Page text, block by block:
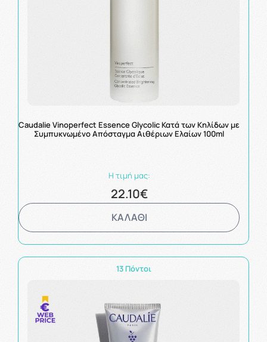
Caudalie Vinoperfect Essence Glycolic Κατά των Κηλίδων με
Συμπυκνωμένο Απόσταγμα Αιθέριων Ελαίων 100ml
Η τιμή μας:
22.10€
ΚΑΛΑΘΙ
13 Πόντοι